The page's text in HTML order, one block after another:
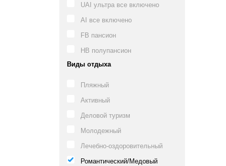
UAI ультра все включено
AI все включено
FB пансион
HB полупансион
Виды отдыха
Пляжный
Активный
Деловой туризм
Молодежный
Лечебно-оздоровительный
Романтический/Медовый